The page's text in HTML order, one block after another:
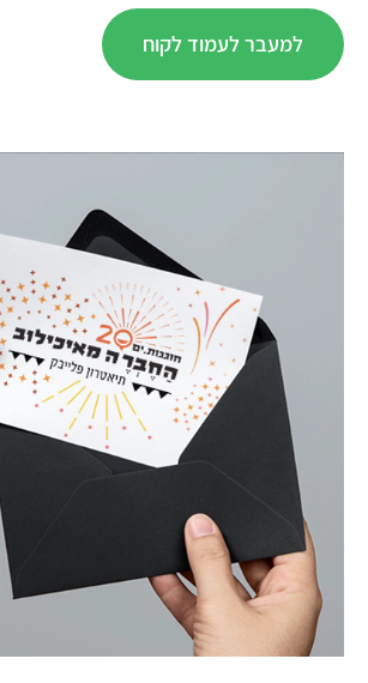
למעבר לעמוד לקוח